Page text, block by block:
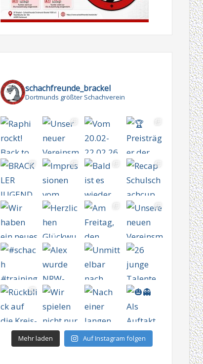
schachfreunde_brackel
Dortmunds größter Schachverein
Mehr laden Auf Instagram folgen